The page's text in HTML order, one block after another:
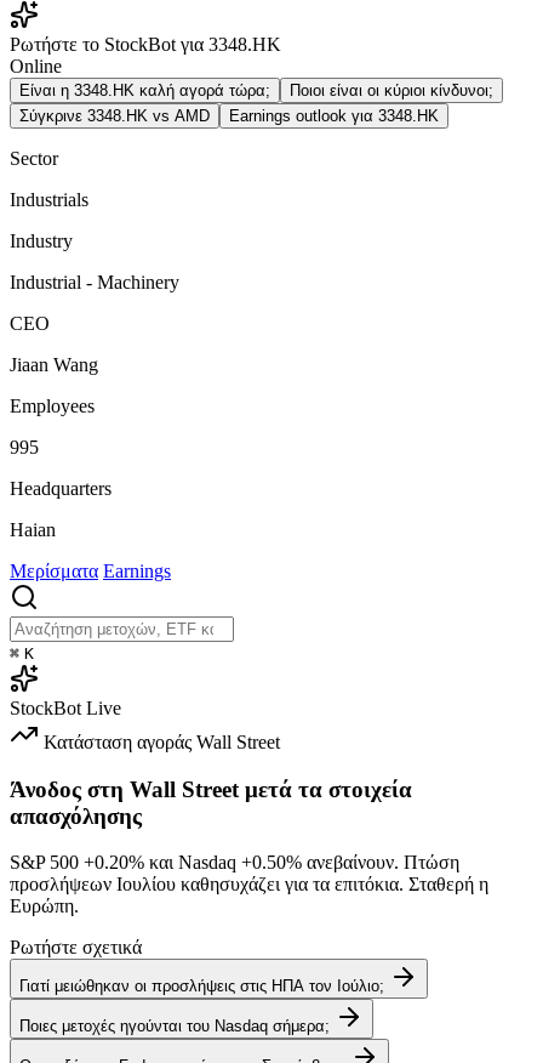
Ρωτήστε το StockBot για 3348.HK
Online
Είναι η 3348.HK καλή αγορά τώρα;
Ποιοι είναι οι κύριοι κίνδυνοι;
Σύγκρινε 3348.HK vs AMD
Earnings outlook για 3348.HK
Sector
Industrials
Industry
Industrial - Machinery
CEO
Jiaan Wang
Employees
995
Headquarters
Haian
Μερίσματα Earnings
⌘ K
StockBot Live
Κατάσταση αγοράς Wall Street
Άνοδος στη Wall Street μετά τα στοιχεία
απασχόλησης
S&P 500 +0.20% και Nasdaq +0.50% ανεβαίνουν. Πτώση
προσλήψεων Ιουλίου καθησυχάζει για τα επιτόκια. Σταθερή η
Ευρώπη.
Ρωτήστε σχετικά
Γιατί μειώθηκαν οι προσλήψεις στις ΗΠΑ τον Ιούλιο;
Ποιες μετοχές ηγούνται του Nasdaq σήμερα;